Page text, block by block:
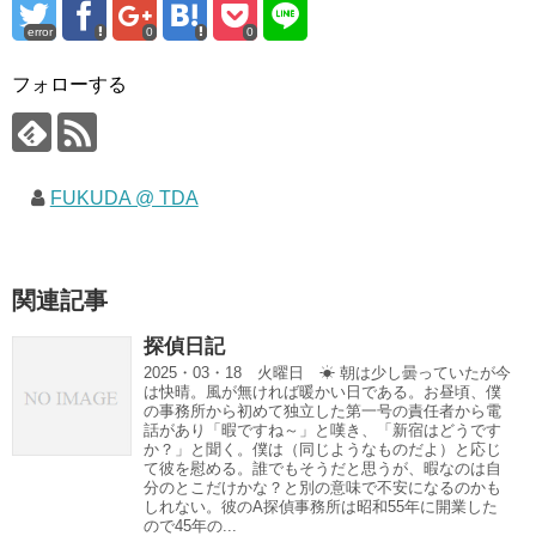
error 0 0
フォローする
FUKUDA @ TDA
関連記事
探偵日記
2025・03・18 火曜日 ☀ 朝は少し曇っていたが今
は快晴。風が無ければ暖かい日である。お昼頃、僕
の事務所から初めて独立した第一号の責任者から電
話があり「暇ですね～」と嘆き、「新宿はどうです
か？」と聞く。僕は（同じようなものだよ）と応じ
て彼を慰める。誰でもそうだと思うが、暇なのは自
分のとこだけかな？と別の意味で不安になるのかも
しれない。彼のA探偵事務所は昭和55年に開業した
ので45年の...